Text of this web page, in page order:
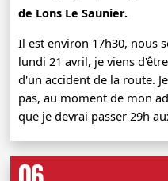
de Lons Le Saunier.
Il est environ 17h30, nous
lundi 21 avril, je viens
d'un accident de la route.
pas, au moment de mon
que je devrai passer 29h